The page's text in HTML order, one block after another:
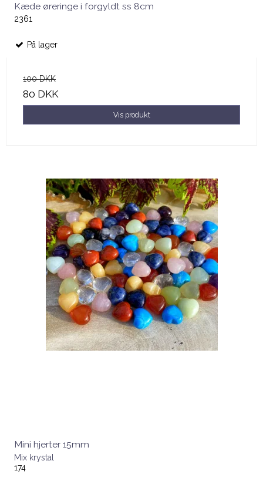
Kæde øreringe i forgyldt ss 8cm
2361
På lager
100 DKK
80 DKK
Vis produkt
Mini hjerter 15mm
Mix krystal
174